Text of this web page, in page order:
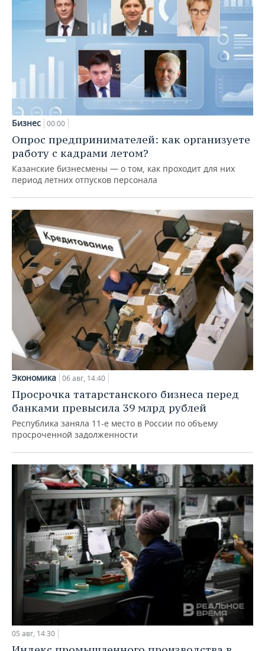
Бизнес 00:00
Опрос предпринимателей: как организуете
работу с кадрами летом?
Казанские бизнесмены — о том, как проходит для них
период летних отпусков персонала
Экономика 06 авг, 14:40
Просрочка татарстанского бизнеса перед
банками превысила 39 млрд рублей
Республика заняла 11-е место в России по объему
просроченной задолженности
05 авг, 14:30